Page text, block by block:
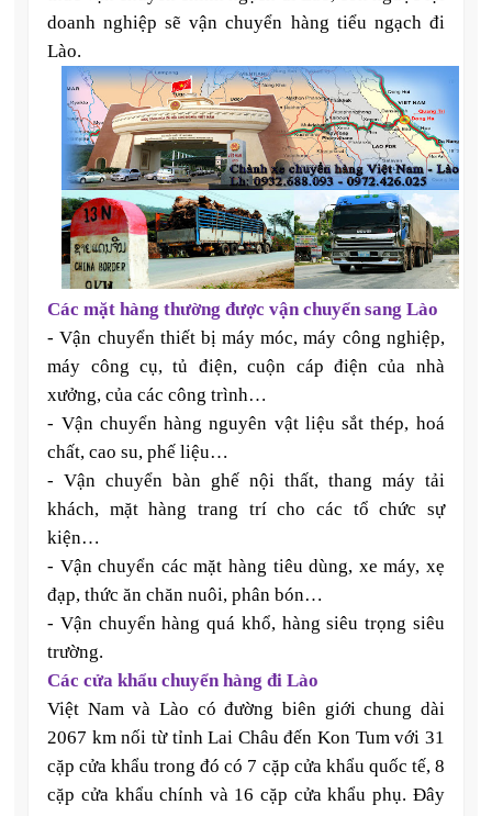
doanh nghiệp sẽ vận chuyển hàng tiểu ngạch đi
Lào.
Các mặt hàng thường được vận chuyển sang Lào
- Vận chuyển thiết bị máy móc, máy công nghiệp,
máy công cụ, tủ điện, cuộn cáp điện của nhà
xưởng, của các công trình…
- Vận chuyển hàng nguyên vật liệu sắt thép, hoá
chất, cao su, phế liệu…
- Vận chuyển bàn ghế nội thất, thang máy tải
khách, mặt hàng trang trí cho các tổ chức sự
kiện…
- Vận chuyển các mặt hàng tiêu dùng, xe máy, xẹ
đạp, thức ăn chăn nuôi, phân bón…
- Vận chuyển hàng quá khổ, hàng siêu trọng siêu
trường.
Các cửa khẩu chuyển hàng đi Lào
Việt Nam và Lào có đường biên giới chung dài
2067 km nối từ tỉnh Lai Châu đến Kon Tum với 31
cặp cửa khẩu trong đó có 7 cặp cửa khẩu quốc tế, 8
cặp cửa khẩu chính và 16 cặp cửa khẩu phụ. Đây